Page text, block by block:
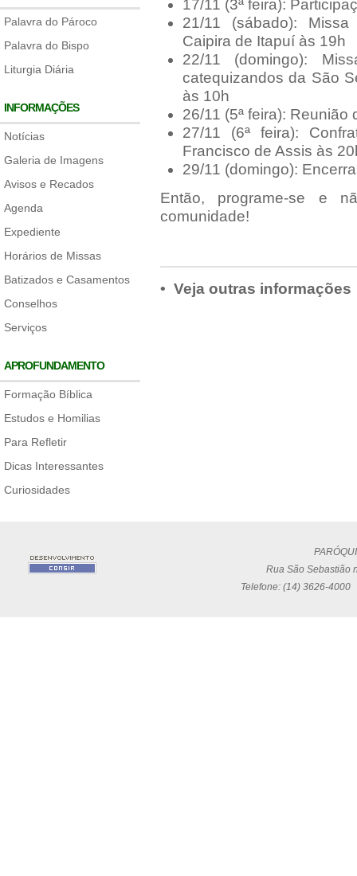
Palavra do Pároco
Palavra do Bispo
Liturgia Diária
INFORMAÇÕES
Notícias
Galeria de Imagens
Avisos e Recados
Agenda
Expediente
Horários de Missas
Batizados e Casamentos
Conselhos
Serviços
APROFUNDAMENTO
Formação Bíblica
Estudos e Homilias
Para Refletir
Dicas Interessantes
Curiosidades
17/11 (3ª feira):
21/11 (sábado):
Caipira de Itapuí às 19h
22/11 (domingo):
catequizandos da São
às 10h
26/11 (5ª feira):
27/11 (6ª feira):
Francisco de Assis às
29/11 (domingo):
Então, programe-se e
comunidade!
• Veja outras informações
Rua São Sebastião
Telefone: (14) 3626-